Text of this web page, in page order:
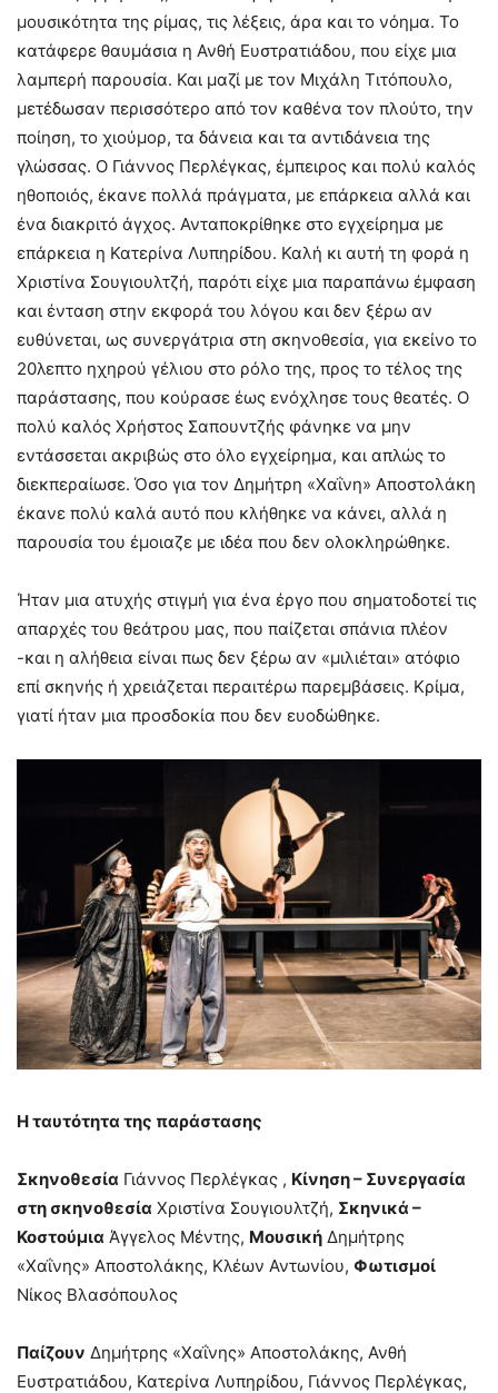
μουσικότητα της ρίμας, τις λέξεις, άρα και το νόημα. Το
κατάφερε θαυμάσια η Ανθή Ευστρατιάδου, που είχε μια
λαμπερή παρουσία. Και μαζί με τον Μιχάλη Τιτόπουλο,
μετέδωσαν περισσότερο από τον καθένα τον πλούτο, την
ποίηση, το χιούμορ, τα δάνεια και τα αντιδάνεια της
γλώσσας. Ο Γιάννος Περλέγκας, έμπειρος και πολύ καλός
ηθοποιός, έκανε πολλά πράγματα, με επάρκεια αλλά και
ένα διακριτό άγχος. Ανταποκρίθηκε στο εγχείρημα με
επάρκεια η Κατερίνα Λυπηρίδου. Καλή κι αυτή τη φορά η
Χριστίνα Σουγιουλτζή, παρότι είχε μια παραπάνω έμφαση
και ένταση στην εκφορά του λόγου και δεν ξέρω αν
ευθύνεται, ως συνεργάτρια στη σκηνοθεσία, για εκείνο το
20λεπτο ηχηρού γέλιου στο ρόλο της, προς το τέλος της
παράστασης, που κούρασε έως ενόχλησε τους θεατές. Ο
πολύ καλός Χρήστος Σαπουντζής φάνηκε να μην
εντάσσεται ακριβώς στο όλο εγχείρημα, και απλώς το
διεκπεραίωσε. Όσο για τον Δημήτρη «Χαΐνη» Αποστολάκη
έκανε πολύ καλά αυτό που κλήθηκε να κάνει, αλλά η
παρουσία του έμοιαζε με ιδέα που δεν ολοκληρώθηκε.
Ήταν μια ατυχής στιγμή για ένα έργο που σηματοδοτεί τις
απαρχές του θεάτρου μας, που παίζεται σπάνια πλέον
-και η αλήθεια είναι πως δεν ξέρω αν «μιλιέται» ατόφιο
επί σκηνής ή χρειάζεται περαιτέρω παρεμβάσεις. Κρίμα,
γιατί ήταν μια προσδοκία που δεν ευοδώθηκε.
Η ταυτότητα της παράστασης
Σκηνοθεσία Γιάννος Περλέγκας , Κίνηση – Συνεργασία
στη σκηνοθεσία Χριστίνα Σουγιουλτζή, Σκηνικά –
Κοστούμια Άγγελος Μέντης, Μουσική Δημήτρης
«Χαΐνης» Αποστολάκης, Κλέων Αντωνίου, Φωτισμοί
Νίκος Βλασόπουλος
Παίζουν Δημήτρης «Χαΐνης» Αποστολάκης, Ανθή
Ευστρατιάδου, Κατερίνα Λυπηρίδου, Γιάννος Περλέγκας,